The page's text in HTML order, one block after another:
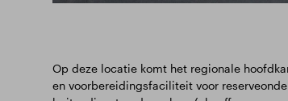
Op deze locatie komt het regionale
en voorbereidingsfaciliteit voor